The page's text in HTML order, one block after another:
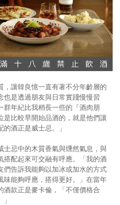
讓韓良憶一直有著不分年齡層的
是透過朋友與日常實踐慢慢習
年紀比我稍長一些的『酒肉朋
比較早開始品酒的，就是他們讓
酒正是威士忌。」
士忌中的木質香氣與燻然氣息，與
搭配起來可交融有呼應。「我的酒
們告訴我能夠以加冰或加水的方式
味能夠呼應，搭得更好。」在當年
酒款正是麥卡倫，「不僅價格合